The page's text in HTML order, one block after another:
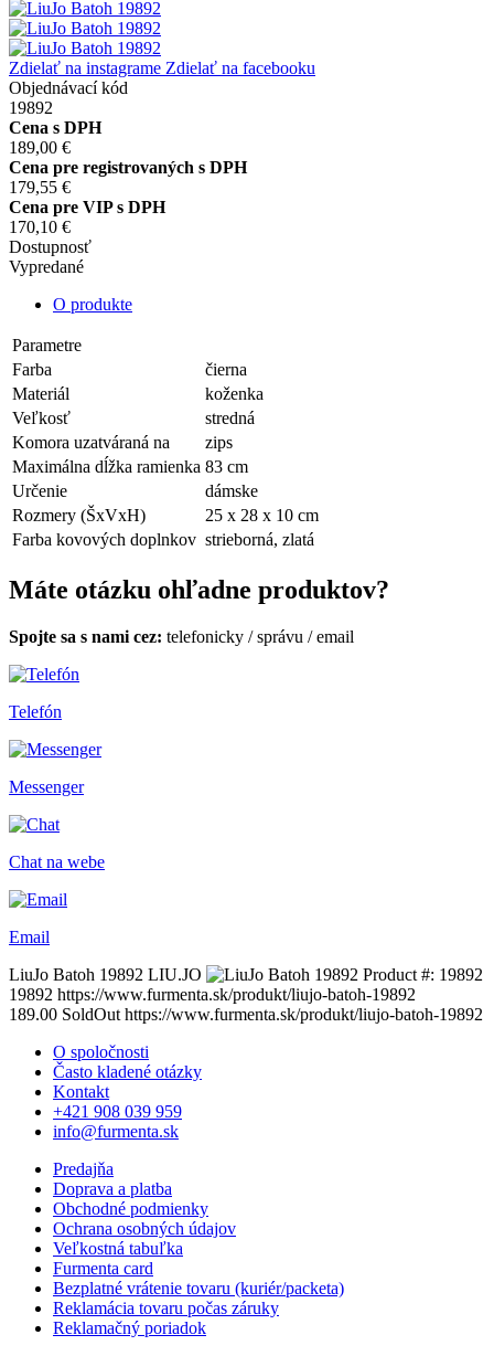
Zdielať na instagrame Zdielať na facebooku
Objednávací kód
19892
Cena s DPH
189,00 €
Cena pre registrovaných s DPH
179,55 €
Cena pre VIP s DPH
170,10 €
Dostupnosť
Vypredané
O produkte
Parametre
Farba
čierna
Materiál
koženka
Veľkosť
stredná
Komora uzatváraná na
zips
Maximálna dĺžka ramienka 83 cm
Určenie
dámske
Rozmery (ŠxVxH)
25 x 28 x 10 cm
Farba kovových doplnkov strieborná, zlatá
Máte otázku ohľadne produktov?
Spojte sa s nami cez: telefonicky /správu /email
Telefón
Messenger
Chat na webe
Email
LiuJo Batoh 19892 LIU.JO Product #: 19892
19892 https://www.furmenta.sk/produkt/liujo-batoh-19892
189.00 SoldOut https://www.furmenta.sk/produkt/liujo-batoh-19892
O spoločnosti
Často kladené otázky
Kontakt
+421 908 039 959
info@furmenta.sk
Predajňa
Doprava a platba
Obchodné podmienky
Ochrana osobných údajov
Veľkostná tabuľka
Furmenta card
Bezplatné vrátenie tovaru (kuriér/packeta)
Reklamácia tovaru počas záruky
Reklamačný poriadok